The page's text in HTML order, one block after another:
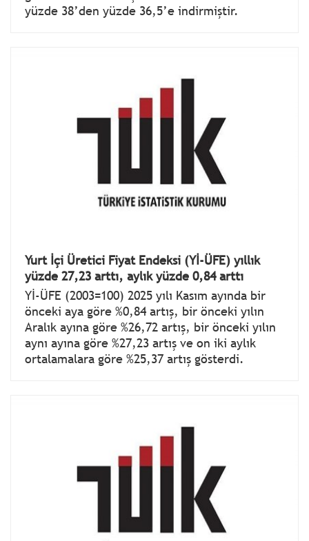
yüzde 38’den yüzde 36,5’e indirmiştir.
Yurt İçi Üretici Fiyat Endeksi (Yİ-ÜFE) yıllık
yüzde 27,23 arttı, aylık yüzde 0,84 arttı
Yİ-ÜFE (2003=100) 2025 yılı Kasım ayında bir
önceki aya göre %0,84 artış, bir önceki yılın
Aralık ayına göre %26,72 artış, bir önceki yılın
aynı ayına göre %27,23 artış ve on iki aylık
ortalamalara göre %25,37 artış gösterdi.